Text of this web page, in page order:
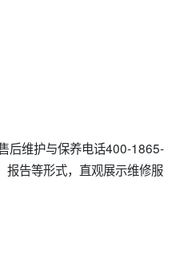
后维护与保养电话400-1865-
告等形式，直观展示维修服